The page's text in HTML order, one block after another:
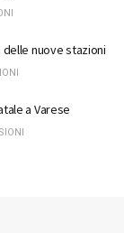
nuove stazioni
a Varese